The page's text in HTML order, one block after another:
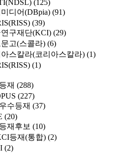
(125)
디어(DBpia) (91)
(39)
구재단(KCI) (29)
문고(스콜라) (6)
아스칼라(코리아스칼라) (1)
(1)
재 (288)
(227)
수등재 (37)
(20)
재후보 (10)
등재(통합) (2)
(2)